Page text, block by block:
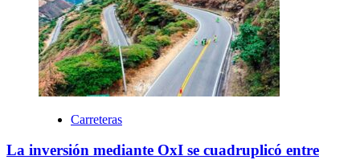
Carreteras
La inversión mediante OxI se cuadruplicó entre